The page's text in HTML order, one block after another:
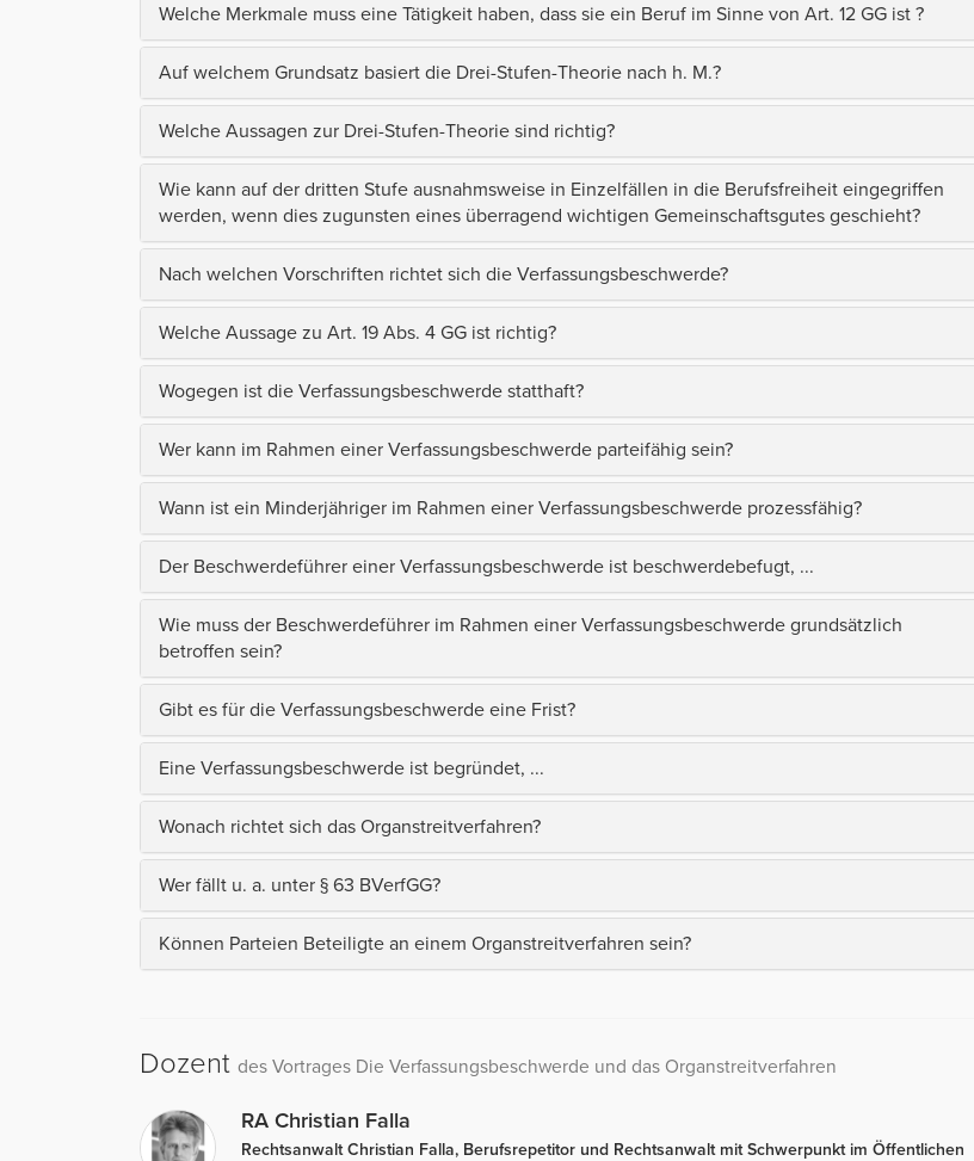
Welche Merkmale muss eine Tätigkeit haben, dass sie ein Beruf im Sinne von Art. 12 GG ist ?
Auf welchem Grundsatz basiert die Drei-Stufen-Theorie nach h. M.?
Welche Aussagen zur Drei-Stufen-Theorie sind richtig?
Wie kann auf der dritten Stufe ausnahmsweise in Einzelfällen in die Berufsfreiheit eingegriffen
werden, wenn dies zugunsten eines überragend wichtigen Gemeinschaftsgutes geschieht?
Nach welchen Vorschriften richtet sich die Verfassungsbeschwerde?
Welche Aussage zu Art. 19 Abs. 4 GG ist richtig?
Wogegen ist die Verfassungsbeschwerde statthaft?
Wer kann im Rahmen einer Verfassungsbeschwerde parteifähig sein?
Wann ist ein Minderjähriger im Rahmen einer Verfassungsbeschwerde prozessfähig?
Der Beschwerdeführer einer Verfassungsbeschwerde ist beschwerdebefugt, ...
Wie muss der Beschwerdeführer im Rahmen einer Verfassungsbeschwerde grundsätzlich
betroffen sein?
Gibt es für die Verfassungsbeschwerde eine Frist?
Eine Verfassungsbeschwerde ist begründet, ...
Wonach richtet sich das Organstreitverfahren?
Wer fällt u. a. unter § 63 BVerfGG?
Können Parteien Beteiligte an einem Organstreitverfahren sein?
Dozent des Vortrages Die Verfassungsbeschwerde und das Organstreitverfahren
RA Christian Falla
Rechtsanwalt Christian Falla, Berufsrepetitor und Rechtsanwalt mit Schwerpunkt im Öffentlichen